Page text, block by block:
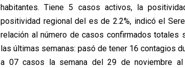
habitantes. Tiene 5 casos activos, la
positividad regional del es de 2.2%, indicó el
relación al número de casos confirmados totales
las últimas semanas: pasó de tener 16 contagios
a 07 casos la semana del 29 de noviembre al